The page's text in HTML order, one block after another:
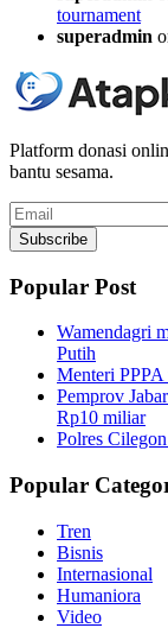
tournament
superadmin
Platform donasi
bantu sesama.
Email
Subscribe
Popular Post
Wamendagri
Putih
Menteri PPPA
Pemprov
Rp10 miliar
Polres
Popular
Tren
Bisnis
Internasional
Humaniora
Video